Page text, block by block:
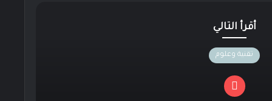
أقرأ التالي
تقنية وعلوم